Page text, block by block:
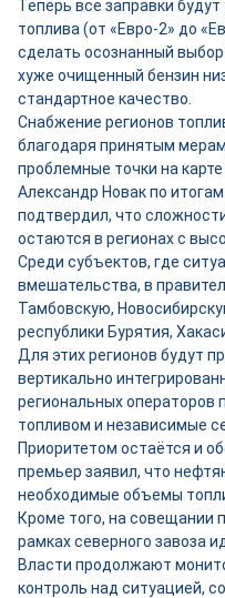
Теперь все заправки
топлива (от «Евро-2» до
сделать осознанный
хуже очищенный бензин
стандартное качество.
Снабжение регионов
благодаря принятым
проблемные точки на
Александр Новак по
подтвердил, что
остаются в регионах с
Среди субъектов, где
вмешательства, в
Тамбовскую,
республики Бурятия,
Для этих регионов будут
вертикально
региональных операторов
топливом и независимые
Приоритетом остаётся и
премьер заявил, что
необходимые объемы
Кроме того, на совещании
рамках северного завоза
Власти продолжают
контроль над ситуацией,